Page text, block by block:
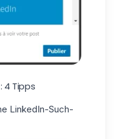
4 Tipps
LinkedIn-Such-